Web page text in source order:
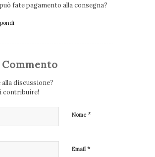
fate pagamento alla consegna?
discussione?
contribuire!
Nome*
Email *